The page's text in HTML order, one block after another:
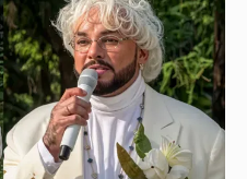
и слёзы
Клавы Коки и
3